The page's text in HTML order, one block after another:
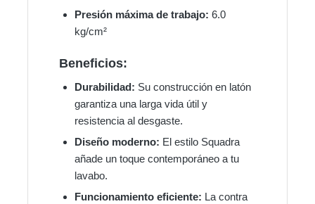
Presión máxima de trabajo: 6.0
kg/cm²
Beneficios:
Durabilidad: Su construcción en latón
garantiza una larga vida útil y
resistencia al desgaste.
Diseño moderno: El estilo Squadra
añade un toque contemporáneo a tu
lavabo.
Funcionamiento eficiente: La contra